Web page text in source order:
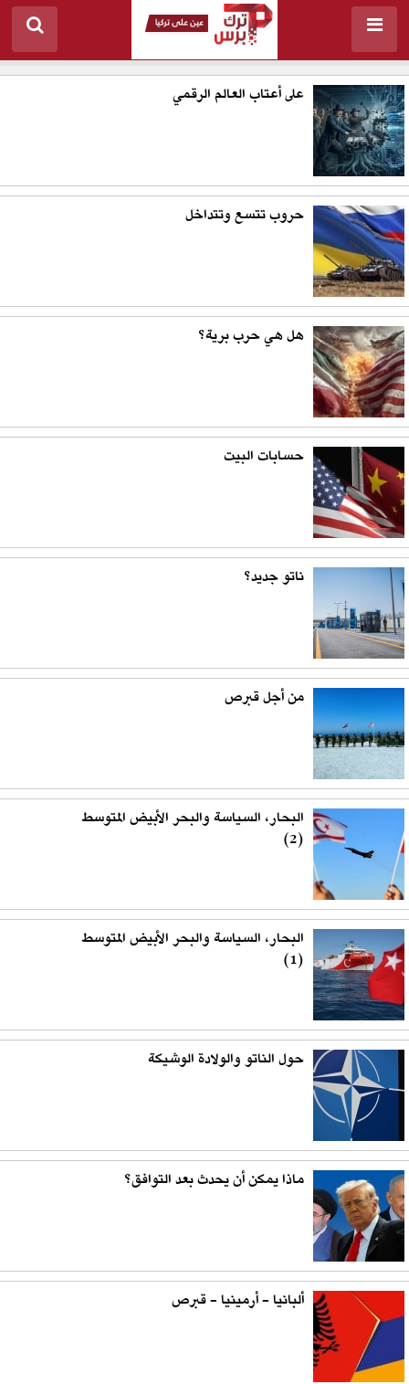
على أعتاب العالم الرقمي
حروب تتسع وتتداخل
هل هي حرب برية؟
حسابات البيت
ناتو جديد؟
من أجل قبرص
البحار، السياسة والبحر الأبيض المتوسط
(2)
البحار، السياسة والبحر الأبيض المتوسط
(1)
حول الناتو والولادة الوشيكة
ماذا يمكن أن يحدث بعد التوافق؟
ألبانيا - أرمينيا - قبرص